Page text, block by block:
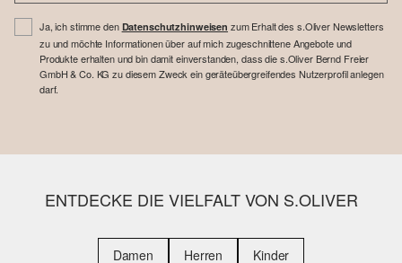
Ja, ich stimme den Datenschutzhinweisen zum Erhalt des s.Oliver Newsletters
zu und möchte Informationen über auf mich zugeschnittene Angebote und
Produkte erhalten und bin damit einverstanden, dass die s.Oliver Bernd Freier
GmbH & Co. KG zu diesem Zweck ein geräteübergreifendes Nutzerprofil anlegen
darf.
ENTDECKE DIE VIELFALT VON S.OLIVER
Damen Herren Kinder